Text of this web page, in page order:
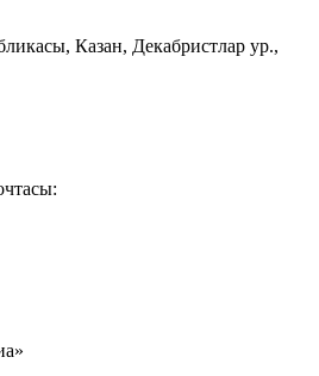
Казан, Декабристлар ур.,